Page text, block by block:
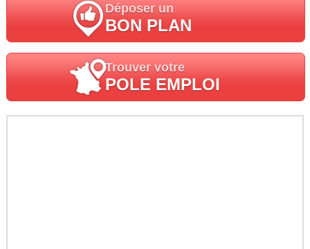
Déposer un
BON PLAN
Trouver votre
POLE EMPLOI